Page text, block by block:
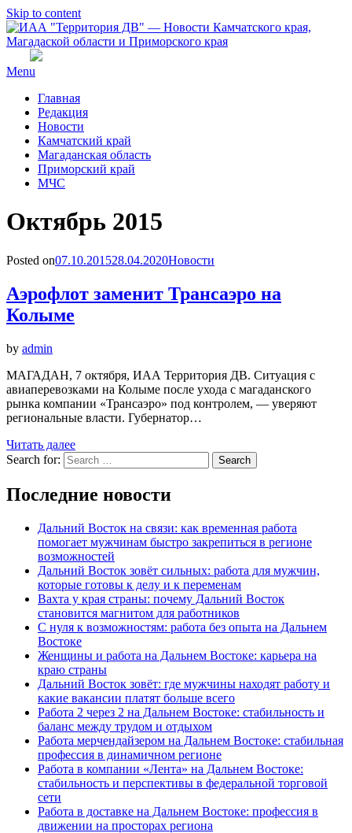
Skip to content
Menu
Главная
Редакция
Новости
Камчатский край
Магаданская область
Приморский край
МЧС
Месяц
:
Октябрь 2015
Posted on07.10.201528.04.2020Новости
Аэрофлот заменит Трансаэро на
Колыме
by admin
МАГАДАН, 7 октября, ИАА Территория ДВ. Ситуация с
авиаперевозками на Колыме после ухода с магаданского
рынка компании «Трансаэро» под контролем, — уверяют
региональные власти. Губернатор…
Читать далее
Search for:
Search
Последние новости
Дальний Восток на связи: как временная работа
помогает мужчинам быстро закрепиться в регионе
возможностей
Дальний Восток зовёт сильных: работа для мужчин,
которые готовы к делу и к переменам
Вахта у края страны: почему Дальний Восток
становится магнитом для работников
С нуля к возможностям: работа без опыта на Дальнем
Востоке
Женщины и работа на Дальнем Востоке: карьера на
краю страны
Дальний Восток зовёт: где мужчины находят работу и
какие вакансии платят больше всего
Работа 2 через 2 на Дальнем Востоке: стабильность и
баланс между трудом и отдыхом
Работа мерчендайзером на Дальнем Востоке: стабильная
профессия в динамичном регионе
Работа в компании «Лента» на Дальнем Востоке:
стабильность и перспективы в федеральной торговой
сети
Работа в доставке на Дальнем Востоке: профессия в
движении на просторах региона